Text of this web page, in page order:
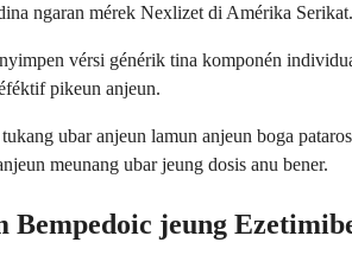
ngaran mérek Nexlizet di Amérika
vérsi générik tina komponén
pikeun anjeun.
ubar anjeun lamun anjeun boga
meunang ubar jeung dosis anu bener.
Bempedoic jeung